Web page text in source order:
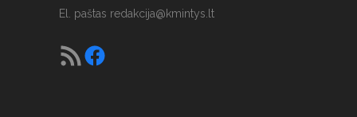
El. paštas redakcija@kmintys.lt